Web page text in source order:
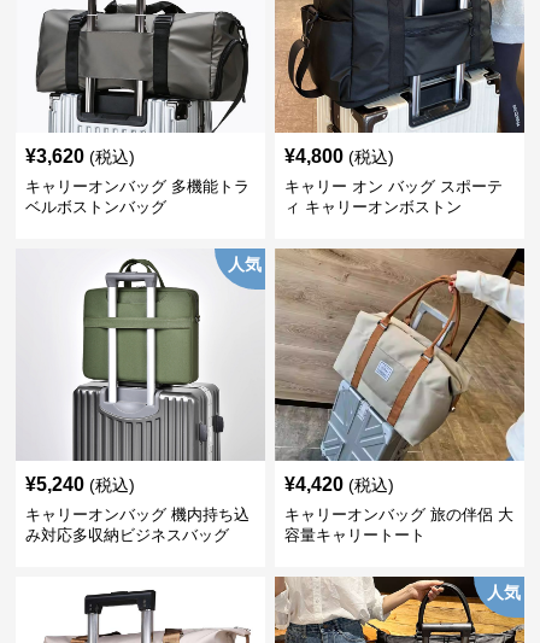
¥3,620 (税込)
キャリーオンバッグ 多機能トラ
ベルボストンバッグ
¥4,800 (税込)
キャリー オン バッグ スポーテ
ィ キャリーオンボストン
人気
¥5,240 (税込)
キャリーオンバッグ 機内持ち込
み対応多収納ビジネスバッグ
¥4,420 (税込)
キャリーオンバッグ 旅の伴侶 大
容量キャリートート
人気